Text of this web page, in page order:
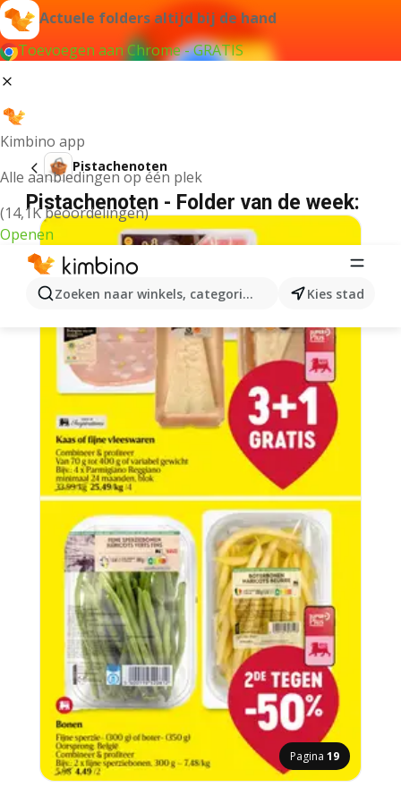
Actuele folders altijd bij de hand
Toevoegen aan Chrome - GRATIS
Kimbino app
Alle aanbiedingen op één plek
(14,1K beoordelingen)
Openen
Zoeken naar winkels, categorieën, producten...
Kies stad
Pistachenoten
Pistachenoten - Folder van de week:
Pagina 19